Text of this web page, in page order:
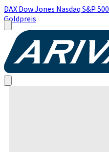
DAX Dow Jones Nasdaq S&P 500
Goldpreis